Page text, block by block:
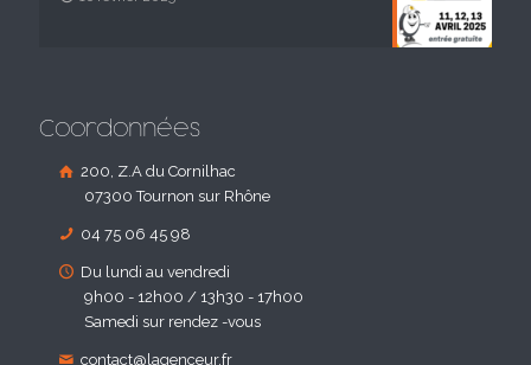
Coordonnées
200, Z.A du Cornilhac
07300 Tournon sur Rhône
04 75 06 45 98
Du lundi au vendredi
9h00 - 12h00 / 13h30 - 17h00
Samedi sur rendez -vous
contact@lagenceur.fr